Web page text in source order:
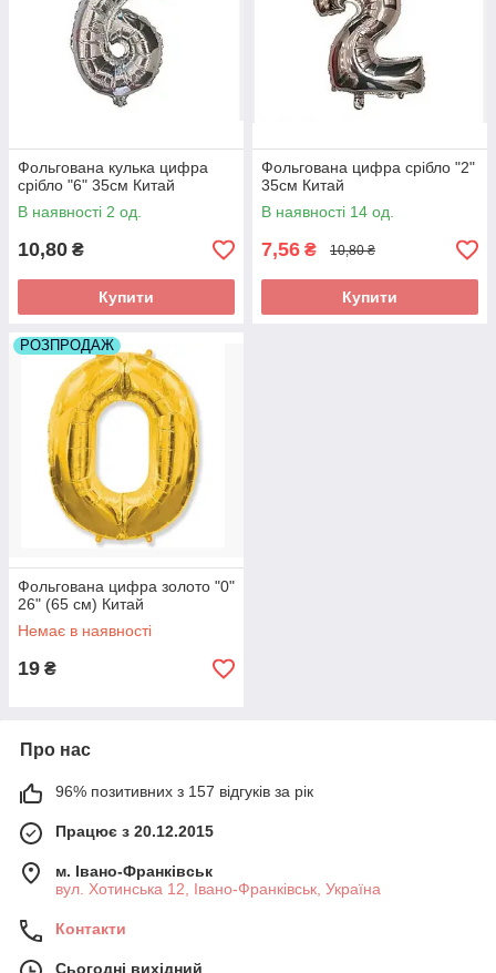
Фольгована кулька цифра
срібло "6" 35см Китай
В наявності 2 од.
10,80 ₴
Купити
Фольгована цифра срібло "2"
35см Китай
В наявності 14 од.
7,56 ₴ 10,80 ₴
Купити
РОЗПРОДАЖ
Фольгована цифра золото "0"
26" (65 см) Китай
Немає в наявності
19 ₴
Про нас
96% позитивних з 157 відгуків за рік
Працює з 20.12.2015
м. Івано-Франківськ
вул. Хотинська 12, Івано-Франківськ, Україна
Контакти
Сьогодні вихідний